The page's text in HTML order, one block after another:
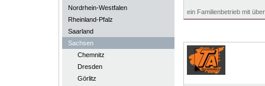
Nordrhein-Westfalen
Rheinland-Pfalz
Saarland
Sachsen
Chemnitz
Dresden
Görlitz
ein Familienbetrieb mit